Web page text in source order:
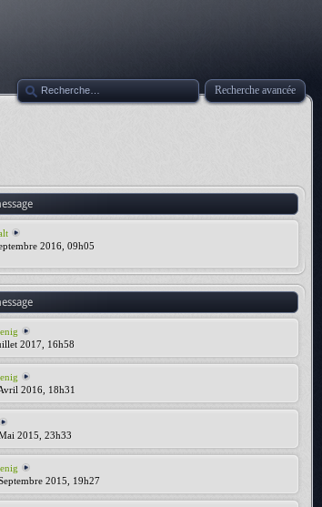
Recherche avancée
2016, 09h05
2017, 16h58
2016, 18h31
2015, 23h33
2015, 19h27